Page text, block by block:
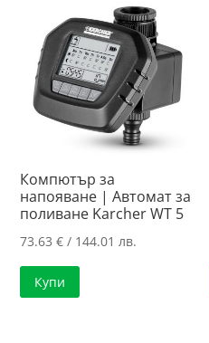
Компютър за
напояване | Автомат за
поливане Karcher WT 5
73.63€ / 144.01 лв.
Купи